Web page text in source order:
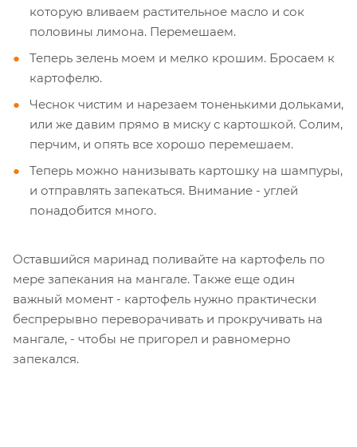
которую вливаем растительное масло и сок
половины лимона. Перемешаем.
Теперь зелень моем и мелко крошим. Бросаем к
картофелю.
Чеснок чистим и нарезаем тоненькими дольками,
или же давим прямо в миску с картошкой. Солим,
перчим, и опять все хорошо перемешаем.
Теперь можно нанизывать картошку на шампуры,
и отправлять запекаться. Внимание - углей
понадобится много.
Оставшийся маринад поливайте на картофель по
мере запекания на мангале. Также еще один
важный момент - картофель нужно практически
беспрерывно переворачивать и прокручивать на
мангале, - чтобы не пригорел и равномерно
запекался.